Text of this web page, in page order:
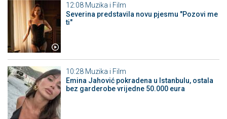
12:08 Muzika i Film
Severina predstavila novu pjesmu "Pozovi me
ti"
10:28 Muzika i Film
Emina Jahović pokradena u Istanbulu, ostala
bez garderobe vrijedne 50.000 eura